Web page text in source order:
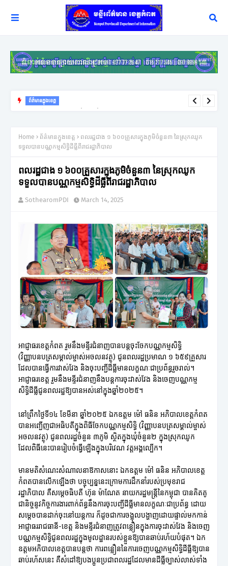
ព័ត៌មានក្នុងខេត្ត
Home ព័ត៌មានក្នុងខេត្ត
ពលរដ្ឋជាង ១ ៦០០គ្រួសារក្នុងភូមិចំនួន៣ នៃស្រុកឈូក
ទទួលបានបណ្ណកម្មសិទ្ធិដីធ្លីពីរាជរដ្ឋាភិបាល
ពលរដ្ឋជាង ១ ៦០០គ្រួសារក្នុងភូមិចំនួន៣ នៃស្រុកឈូក
ទទួលបានបណ្ណកម្មសិទ្ធិដីធ្លីពីរាជរដ្ឋាភិបាល
SothearomPDI March 14, 2025
អាជ្ញាធរខេត្តកំពត រួមនឹងមន្ទីរជំនាញបានបន្តចុះចែកបណ្ណកម្មសិទ្ធិ
(វិញ្ញាបនបត្រសម្គាល់ម្ចាស់អចលនវត្ថុ) ជូនពលរដ្ឋប្រមាណ ១ ៦៥៩គ្រួសារ
ដែលបានធ្វើការវាស់វែង និងចុះបញ្ជីដីធ្លីមានលក្ខណៈជាប្រព័ន្ធរួចរាល់។
អាជ្ញាធរខេត្ត រួមនឹងមន្ទីរជំនាញនឹងបន្តការចុះវាស់វែង និងចេញបណ្ណកម្ម
សិទ្ធិដីធ្លីជូនពលរដ្ឋឱ្យបានអស់នៅក្នុងឆ្នាំ២០២៥។
នៅព្រឹកថ្ងៃទី១៤ ខែមីនា ឆ្នាំ២០២៥ ឯកឧត្តម ម៉ៅ ធនិន អភិបាលខេត្តកំពត
បានអញ្ជើញជាអធិបតីក្នុងពិធីចែកបណ្ណកម្មសិទ្ធិ (វិញ្ញាបនបត្រសម្គាល់ម្ចាស់
អចលនវត្ថុ) ជូនពលរដ្ឋចំនួន ៣ភូមិ ស្ថិតក្នុងឃុំចំនួន២ ក្នុងស្រុកឈូក
ដែលពិធីនេះបានរៀបចំធ្វើឡើងក្នុងបរិវេណ វត្តអង្គល្បើក។
មានមតិសំណេះសំណាលនាឱកាសនោះ ឯកឧត្តម ម៉ៅ ធនិន អភិបាលខេត្ត
កំពតបានលើកឡើងថា បច្ចុប្បន្ននេះក្រោមការដឹកនាំរបស់ប្រមុខរាជ
រដ្ឋាភិបាល គឺសម្តេចធិបតី ហ៊ុន ម៉ាណែត នាយករដ្ឋមន្ត្រីនៃកម្ពុជា បានគិតគូ
ជានិច្ចនូវកិច្ចការងារពាក់ព័ន្ធនឹងការចុះបញ្ជីដីធ្លីមានលក្ខណៈជាប្រព័ន្ធ ដោយ
សម្តេចបានដាក់ចុះនៅយន្តការ ក៏ដូចជាការចង្អុលបង្ហាញដោយផ្ទាល់មកកាន់
អាជ្ញាធររាជធានី-ខេត្ត និងមន្ទីរជំនាញត្រូវពន្លឿនក្នុងការចុះវាស់វែង និងចេញ
បណ្ណកម្មសិទ្ធិជូនពលរដ្ឋក្នុងមូលដ្ឋានរបស់ខ្លួនឱ្យបានឆាប់រហ័យបំផុត។ ឯក
ឧត្តមអភិបាលខេត្តបានបន្តថា ការពន្លឿននៃការចេញបណ្ណកម្មសិទ្ធិដីធ្លីឱ្យបាន
ឆាប់រហ័សនេះ គឺសំដៅឱ្យបងប្អូនប្រជាពលរដ្ឋដែលមានដីធ្លីច្បាស់លាស់ទាំង